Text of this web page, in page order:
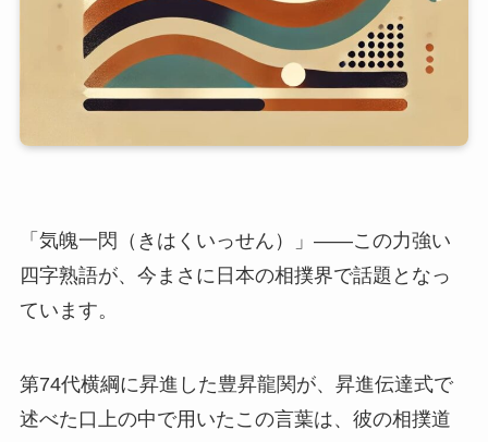
「気魄一閃（きはくいっせん）」——この力強い
四字熟語が、今まさに日本の相撲界で話題となっ
ています。
第74代横綱に昇進した豊昇龍関が、昇進伝達式で
述べた口上の中で用いたこの言葉は、彼の相撲道